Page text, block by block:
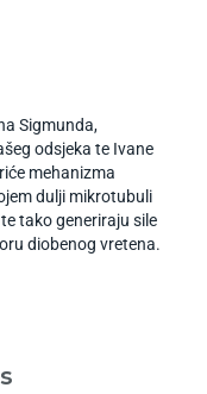
Sigmunda,
odsjeka te Ivane
mehanizma
dulji mikrotubuli
tako generiraju sile
diobenog vretena.